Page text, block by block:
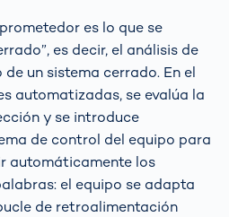
es lo que se
es decir, el análisis de
un sistema cerrado. En el
automatizadas, se evalúa la
y se introduce
de control del equipo para
automáticamente los
el equipo se adapta
de retroalimentación